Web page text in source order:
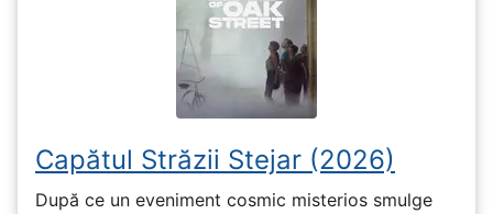
Capătul Străzii Stejar (2026)
După ce un eveniment cosmic misterios smulge